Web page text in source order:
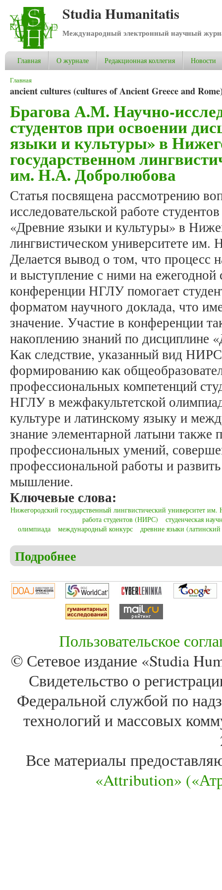
Studia Humanitatis
Международный электронный научный
Главная О журнале Редакционная коллегия Новости
Вы здесь
Главная
ancient cultures (cultures of Ancient Greece and
Брагова А.М. Научно-
студентов при освоении
языки и культуры» в
государственном
им. Н.А. Добролюбова
Статья посвящена рассмотрению
исследовательской работе
«Древние языки и культуры» в
лингвистическом университете
Делается вывод о том, что процесс
и выступление с ними на ежегодной
конференции НГЛУ помогает
форматом научного доклада, что
значение. Участие в конференции
накоплению знаний по дисциплине
Как следствие, указанный вид
формированию как
профессиональных компетенций
НГЛУ в межфакультетской
культуре и латинскому языку и
знание элементарной латыни также
профессиональных умений,
профессиональной работы и
мышление.
Ключевые слова:
Нижегородский государственный лингвистический университет
работа студентов (НИРС)
студенческая
олимпиада
международный конкурс древние языки
Подробнее
Пользовательское
© Сетевое издание «Studia
Свидетельство о
Федеральной службой по
технологий и массовых
Все материалы
«Attribution»